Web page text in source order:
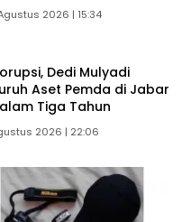
2026 | 15:34
Dedi Mulyadi
Aset Pemda di Jabar
Tiga Tahun
2026 | 22:06